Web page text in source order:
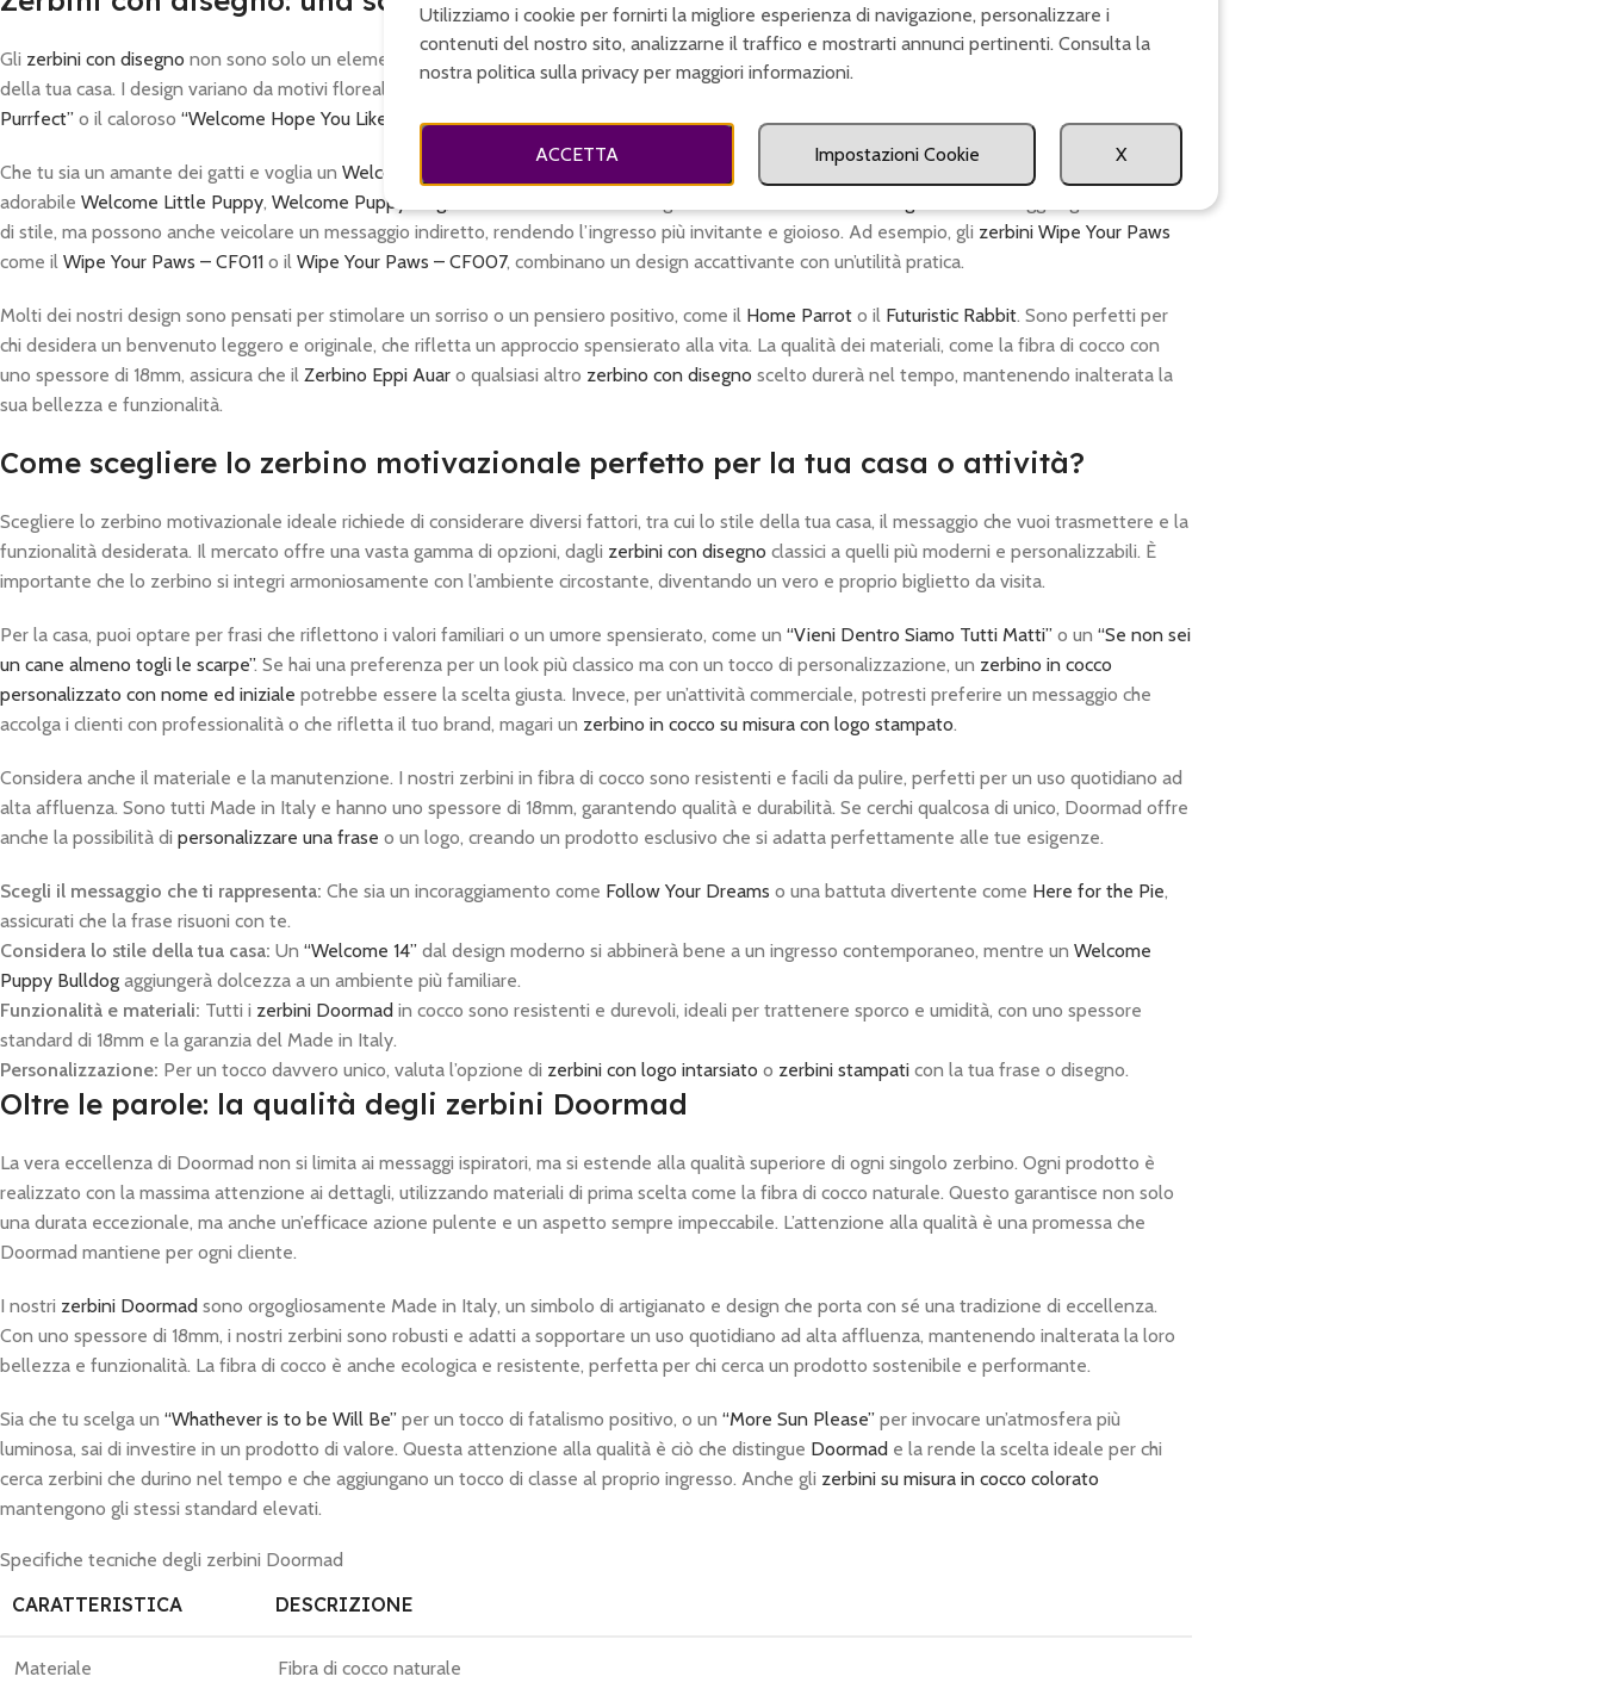
Gli zerbini con disegno non sono solo un elemento funzionale per pulire le scarpe, ma veri e propri accessori d’arredo che riflettono la personalità
della tua casa. I design variano da motivi floreali come il
Flowers 5 a quelli dedicati agli amici a quattro zampe, come il simpaticissimo
Purrfect” o il caloroso “Welcome Hope You Like Dogs”. Ogni disegno è curato nei dettagli per offrire un impatto visivo piacevole e ispiratore.
Che tu sia un amante dei gatti e voglia un Welcome Micio , o che preferisca la maestosità di un Welcome Siberian Husky Welcome Alano
adorabile Welcome Little Puppy, Welcome Puppy Dog
di stile, ma possono anche veicolare un messaggio indiretto, rendendo l’ingresso più invitante e gioioso. Ad esempio, gli zerbini Wipe Your Paws
come il Wipe Your Paws – CF011 o il Wipe Your Paws – CF007, combinano un design accattivante con un’utilità pratica.
Molti dei nostri design sono pensati per stimolare un sorriso o un pensiero positivo, come il Home Parrot o il Futuristic Rabbit. Sono perfetti per
chi desidera un benvenuto leggero e originale, che rifletta un approccio spensierato alla vita. La qualità dei materiali, come la fibra di cocco con
uno spessore di 18mm, assicura che il Zerbino Eppi Auar o qualsiasi altro zerbino con disegno scelto durerà nel tempo, mantenendo inalterata la
sua bellezza e funzionalità.
Come scegliere lo zerbino motivazionale perfetto per la tua casa o attività?
Scegliere lo zerbino motivazionale ideale richiede di considerare diversi fattori, tra cui lo stile della tua casa, il messaggio che vuoi trasmettere e la
funzionalità desiderata. Il mercato offre una vasta gamma di opzioni, dagli zerbini con disegno classici a quelli più moderni e personalizzabili. È
importante che lo zerbino si integri armoniosamente con l’ambiente circostante, diventando un vero e proprio biglietto da visita.
Per la casa, puoi optare per frasi che riflettono i valori familiari o un umore spensierato, come un “Vieni Dentro Siamo Tutti Matti” o un “Se non sei
un cane almeno togli le scarpe”. Se hai una preferenza per un look più classico ma con un tocco di personalizzazione, un zerbino in cocco
personalizzato con nome ed iniziale potrebbe essere la scelta giusta. Invece, per un’attività commerciale, potresti preferire un messaggio che
accolga i clienti con professionalità o che rifletta il tuo brand, magari un zerbino in cocco su misura con logo stampato.
Considera anche il materiale e la manutenzione. I nostri zerbini in fibra di cocco sono resistenti e facili da pulire, perfetti per un uso quotidiano ad
alta affluenza. Sono tutti Made in Italy e hanno uno spessore di 18mm, garantendo qualità e durabilità. Se cerchi qualcosa di unico, Doormad offre
anche la possibilità di personalizzare una frase o un logo, creando un prodotto esclusivo che si adatta perfettamente alle tue esigenze.
Scegli il messaggio che ti rappresenta: Che sia un incoraggiamento come Follow Your Dreams o una battuta divertente come Here for the Pie,
assicurati che la frase risuoni con te.
Considera lo stile della tua casa: Un “Welcome 14” dal design moderno si abbinerà bene a un ingresso contemporaneo, mentre un Welcome
Puppy Bulldog aggiungerà dolcezza a un ambiente più familiare.
Funzionalità e materiali: Tutti i zerbini Doormad in cocco sono resistenti e durevoli, ideali per trattenere sporco e umidità, con uno spessore
standard di 18mm e la garanzia del Made in Italy.
Personalizzazione: Per un tocco davvero unico, valuta l’opzione di zerbini con logo intarsiato o zerbini stampati con la tua frase o disegno.
Oltre le parole: la qualità degli zerbini Doormad
La vera eccellenza di Doormad non si limita ai messaggi ispiratori, ma si estende alla qualità superiore di ogni singolo zerbino. Ogni prodotto è
realizzato con la massima attenzione ai dettagli, utilizzando materiali di prima scelta come la fibra di cocco naturale. Questo garantisce non solo
una durata eccezionale, ma anche un’efficace azione pulente e un aspetto sempre impeccabile. L’attenzione alla qualità è una promessa che
Doormad mantiene per ogni cliente.
I nostri zerbini Doormad sono orgogliosamente Made in Italy, un simbolo di artigianato e design che porta con sé una tradizione di eccellenza.
Con uno spessore di 18mm, i nostri zerbini sono robusti e adatti a sopportare un uso quotidiano ad alta affluenza, mantenendo inalterata la loro
bellezza e funzionalità. La fibra di cocco è anche ecologica e resistente, perfetta per chi cerca un prodotto sostenibile e performante.
Sia che tu scelga un “Whathever is to be Will Be” per un tocco di fatalismo positivo, o un “More Sun Please” per invocare un’atmosfera più
luminosa, sai di investire in un prodotto di valore. Questa attenzione alla qualità è ciò che distingue Doormad e la rende la scelta ideale per chi
cerca zerbini che durino nel tempo e che aggiungano un tocco di classe al proprio ingresso. Anche gli zerbini su misura in cocco colorato
mantengono gli stessi standard elevati.
Specifiche tecniche degli zerbini Doormad
CARATTERISTICA DESCRIZIONE
Materiale Fibra di cocco naturale
Utilizziamo i cookie per fornirti la migliore esperienza di navigazione, personalizzare i
contenuti del nostro sito, analizzarne il traffico e mostrarti annunci pertinenti. Consulta la
nostra politica sulla privacy per maggiori informazioni.
ACCETTA Impostazioni Cookie X